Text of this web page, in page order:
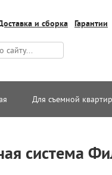
и сборка Гарантии
Для съемной
система